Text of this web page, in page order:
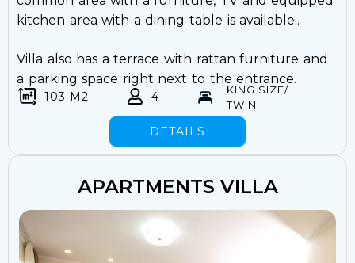
kitchen area with a dining table is available..
Villa also has a terrace with rattan furniture and
a parking space right next to the entrance.
KING SIZE/
TWIN
103 M2 4
DETAILS
APARTMENTS VILLA